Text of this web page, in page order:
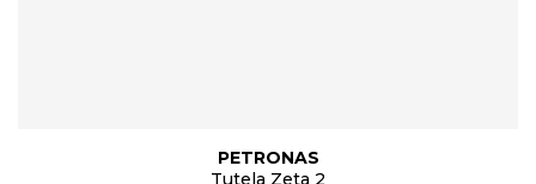
PETRONAS
Tutela Zeta 2